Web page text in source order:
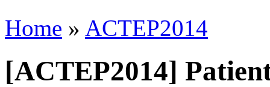
Home » ACTEP2014
[ACTEP2014]